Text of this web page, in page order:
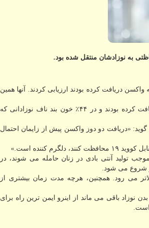
به نقل از مدیسن نت، پژوهشگران ۱۲۲ زن حامله را که واکسن دریافت کرده بودند ارزیابی کردند. آنها همین
آنتی بادی های مفید در ۹۹٪ خون بند ناف نوزادانی که مادران آنها هر دو دوز واکسن را دریافت کرده بودند و در ۴۴٪ خون بند ناف نوزادانی که
«دریافت دو دوز واکسن پیش از زایمان احتمال
کننده است.»
۵ روز بعد از نخستین دوز تزریق موجب تولید آنتی بادی در زنان حامله می شوند، در
می رود. همچنین، هرچه مدت زمان بیشتری از
باقی می ماند از اینرو ایمن ترین راه برای
است.